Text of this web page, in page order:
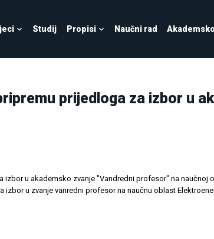
Studij Propisi Naučni rad
prijedloga za izbor u
izbor u akademsko zvanje "Vandredni profesor" na naučnoj
izbor u zvanje vanredni profesor na naučnu oblast